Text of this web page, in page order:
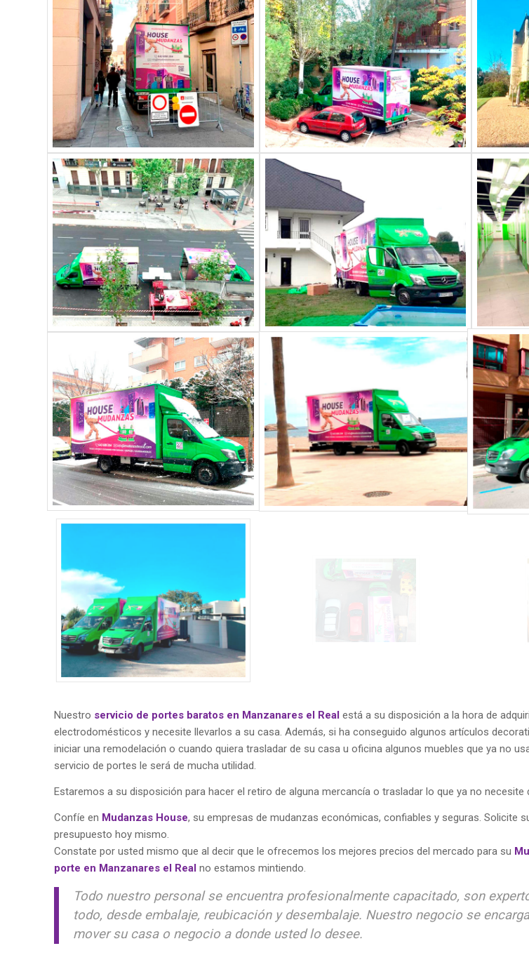
Nuestro servicio de portes baratos en Manzanares el Real está a su disposición a la hora de
electrodomésticos y necesite llevarlos a su casa. Además, si ha conseguido algunos artículos
iniciar una remodelación o cuando quiera trasladar de su casa u oficina algunos muebles que ya no
servicio de portes le será de mucha utilidad.
Estaremos a su disposición para hacer el retiro de alguna mercancía o trasladar lo que ya no necesite
Confíe en Mudanzas House, su empresas de mudanzas económicas, confiables y seguras. Solicite
presupuesto hoy mismo.
Constate por usted mismo que al decir que le ofrecemos los mejores precios del mercado para su
porte en Manzanares el Real no estamos mintiendo.
Todo nuestro personal se encuentra profesionalmente capacitado, son
todo, desde embalaje, reubicación y desembalaje. Nuestro negocio se
mover su casa o negocio a donde usted lo desee.